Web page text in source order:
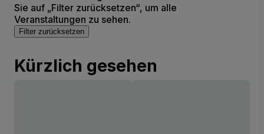
Sie auf „Filter zurücksetzen“, um alle
Veranstaltungen zu sehen.
Filter zurücksetzen
Kürzlich gesehen